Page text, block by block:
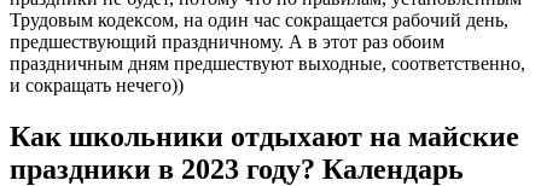
Трудовым кодексом, на один час сокращается рабочий день,
предшествующий праздничному. А в этот раз обоим
праздничным дням предшествуют выходные, соответственно,
и сокращать нечего))
Как школьники отдыхают на майские
праздники в 2023 году? Календарь